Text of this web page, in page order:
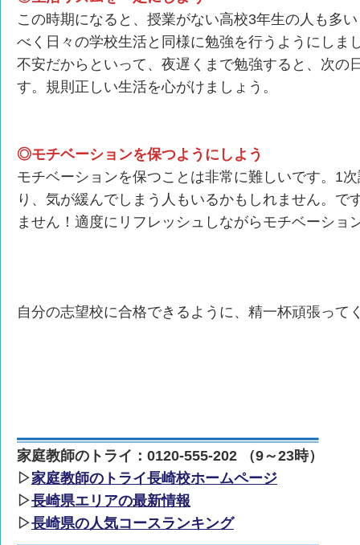
この時期になると、授業がない高校3年生の人も多
べく日々の学校生活と同様に勉強を行うようにしま
不安だからといって、夜遅くまで勉強すると、次の
す。規則正しい生活を心がけましょう。
◎モチベーションを保つようにしよう
モチベーションを保つことは非常に難しいです。1
り、気が緩んでしまう人もいるかもしれません。で
ません！適度にリフレッシュしながらモチベーショ
自分の志望校に合格できるように、精一杯頑張って
家庭教師のトライ：0120-555-202 （9～23時）
▷家庭教師のトライ長崎校ホームページ
▷長崎県エリアの最新情報
▷長崎県の人気コースランキング